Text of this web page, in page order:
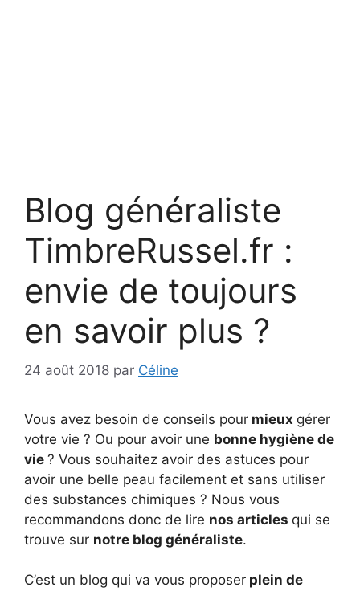
Blog généraliste
TimbreRussel.fr :
envie de toujours
en savoir plus ?
24 août 2018 par Céline
Vous avez besoin de conseils pour mieux gérer
votre vie ? Ou pour avoir une bonne hygiène de
vie ? Vous souhaitez avoir des astuces pour
avoir une belle peau facilement et sans utiliser
des substances chimiques ? Nous vous
recommandons donc de lire nos articles qui se
trouve sur notre blog généraliste.
C’est un blog qui va vous proposer plein de